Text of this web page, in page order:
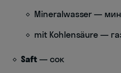
Mineralwasser —
mit Kohlensäure —
Saft— сок